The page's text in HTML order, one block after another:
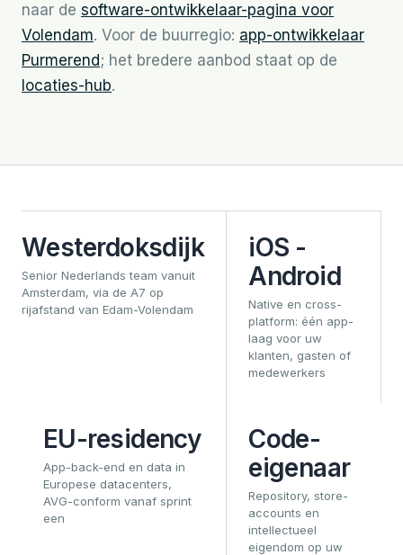
naar de software-ontwikkelaar-pagina voor
Volendam. Voor de buurregio: app-ontwikkelaar
Purmerend ; het bredere aanbod staat op de
locaties-hub.
Westerdoksdijk
Senior Nederlands team vanuit
Amsterdam, via de A7 op
rijafstand van Edam-Volendam
iOS -
Android
Native en cross-
platform: één app-
laag voor uw
klanten, gasten of
medewerkers
EU-residency
App-back-end en data in
Europese datacenters,
AVG-conform vanaf sprint
een
Code-
eigenaar
Repository, store-
accounts en
intellectueel
eigendom op uw